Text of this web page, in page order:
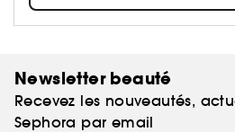
Newsletter beauté
Recevez les nouveautés,
Sephora par email